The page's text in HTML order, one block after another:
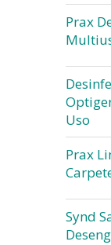
Prax
Uso
Prax
Synd